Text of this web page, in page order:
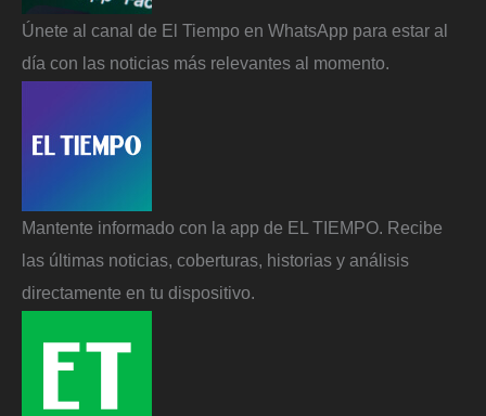
Únete al canal de El Tiempo en WhatsApp para estar al
día con las noticias más relevantes al momento.
Mantente informado con la app de EL TIEMPO. Recibe
las últimas noticias, coberturas, historias y análisis
directamente en tu dispositivo.